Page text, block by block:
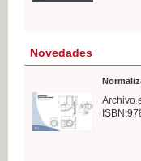
Novedades
Archivo